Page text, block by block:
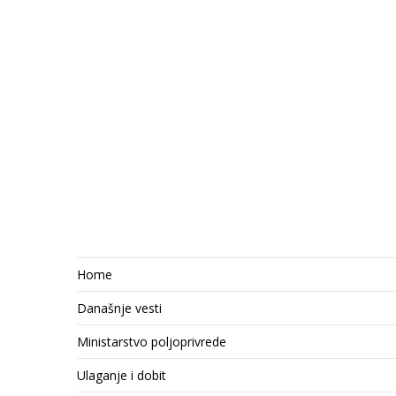
Home
Današnje vesti
Ministarstvo poljoprivrede
Ulaganje i dobit